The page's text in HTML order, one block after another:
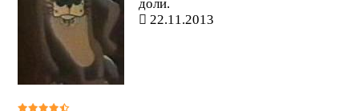
доли.
22.11.2013